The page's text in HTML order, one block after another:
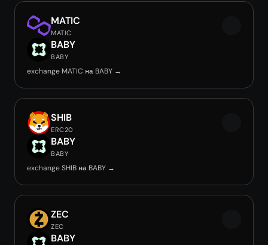
MATIC
MATIC
BABY
BABY
exchange MATIC на BABY →
SHIB
ERC20
BABY
BABY
exchange SHIB на BABY →
ZEC
ZEC
BABY